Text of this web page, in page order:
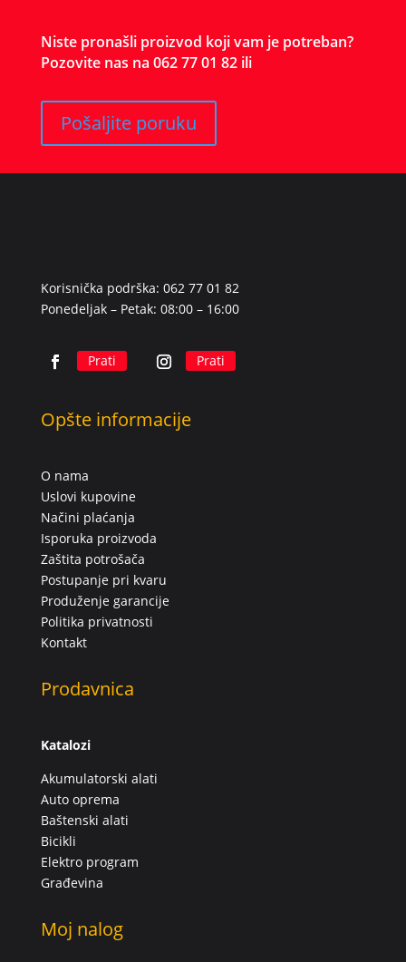
Niste pronašli proizvod koji vam je potreban?
Pozovite nas na 062 77 01 82 ili
Pošaljite poruku
Korisnička podrška: 062 77 01 82
Ponedeljak – Petak: 08:00 – 16:00
Prati Prati
Opšte informacije
O nama
Uslovi kupovine
Načini plaćanja
Isporuka proizvoda
Zaštita potrošača
Postupanje pri kvaru
Produženje garancije
Politika privatnosti
Kontakt
Prodavnica
Katalozi
Akumulatorski alati
Auto oprema
Baštenski alati
Bicikli
Elektro program
Građevina
Moj nalog